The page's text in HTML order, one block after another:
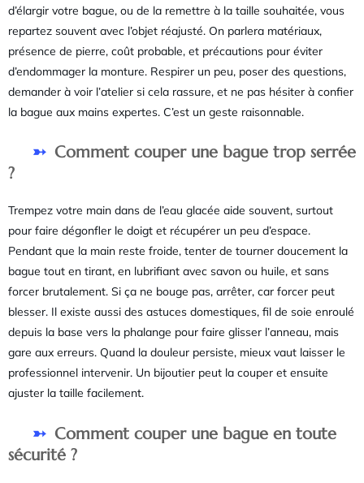
d’élargir votre bague, ou de la remettre à la taille souhaitée, vous
repartez souvent avec l’objet réajusté. On parlera matériaux,
présence de pierre, coût probable, et précautions pour éviter
d’endommager la monture. Respirer un peu, poser des questions,
demander à voir l’atelier si cela rassure, et ne pas hésiter à confier
la bague aux mains expertes. C’est un geste raisonnable.
Comment couper une bague trop serrée
?
Trempez votre main dans de l’eau glacée aide souvent, surtout
pour faire dégonfler le doigt et récupérer un peu d’espace.
Pendant que la main reste froide, tenter de tourner doucement la
bague tout en tirant, en lubrifiant avec savon ou huile, et sans
forcer brutalement. Si ça ne bouge pas, arrêter, car forcer peut
blesser. Il existe aussi des astuces domestiques, fil de soie enroulé
depuis la base vers la phalange pour faire glisser l’anneau, mais
gare aux erreurs. Quand la douleur persiste, mieux vaut laisser le
professionnel intervenir. Un bijoutier peut la couper et ensuite
ajuster la taille facilement.
Comment couper une bague en toute
sécurité ?